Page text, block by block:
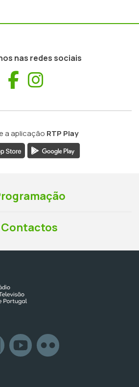
nas redes sociais
Facebook
a aplicação RTP Play
Contactos